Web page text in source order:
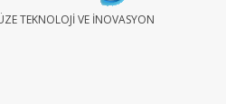
TEKNOLOJI VE İNOVASYON